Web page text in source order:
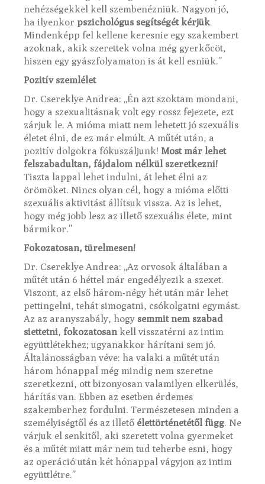
nehézségekkel kell szembenézniük. Nagyon jó,
ha ilyenkor pszichológus segítségét kérjük.
Mindenképp fel kellene keresnie egy szakembert
azoknak, akik szerettek volna még gyerkőcöt,
hiszen egy gyászfolyamaton is át kell esniük.”
Pozitív szemlélet
Dr. Csereklye Andrea: „Én azt szoktam mondani,
hogy a szexualitásnak volt egy rossz fejezete, ezt
zárjuk le. A mióma miatt nem lehetett jó szexuális
életet élni, de ez már elmúlt. A műtét után, a
pozitív dolgokra fókuszáljunk! Most már lehet
felszabadultan, fájdalom nélkül szeretkezni!
Tiszta lappal lehet indulni, át lehet élni az
örömöket. Nincs olyan cél, hogy a mióma előtti
szexuális aktivitást állítsuk vissza. Az is lehet,
hogy még jobb lesz az illető szexuális élete, mint
bármikor.”
Fokozatosan, türelmesen!
Dr. Csereklye Andrea: „Az orvosok általában a
műtét után 6 héttel már engedélyezik a szexet.
Viszont, az első három-négy hét után már lehet
pettingelni, tehát simogatni, csókolgatni egymást.
Az az aranyszabály, hogy semmit nem szabad
siettetni, fokozatosankell visszatérni az intim
együttlétekhez; ugyanakkor hárítani sem jó.
Általánosságban véve: ha valaki a műtét után
három hónappal még mindig nem szeretne
szeretkezni, ott bizonyosan valamilyen elkerülés,
hárítás van. Ebben az esetben érdemes
szakemberhez fordulni. Természetesen minden a
személyiségtől és az illető élettörténetétől függ. Ne
várjuk el senkitől, aki szeretett volna gyermeket
és a műtét miatt már nem tud teherbe esni, hogy
az operáció után két hónappal vágyjon az intim
együttlétre.”